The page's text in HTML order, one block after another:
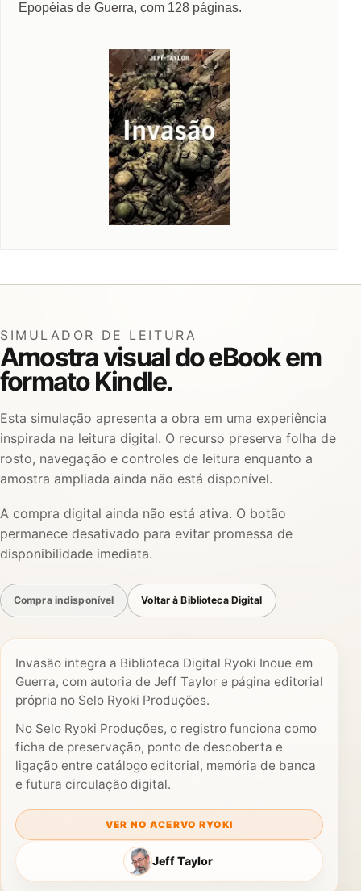
Epopéias de Guerra, com 128 páginas.
SIMULADOR DE LEITURA
Amostra visual do eBook em
formato Kindle.
Esta simulação apresenta a obra em uma experiência
inspirada na leitura digital. O recurso preserva folha de
rosto, navegação e controles de leitura enquanto a
amostra ampliada ainda não está disponível.
A compra digital ainda não está ativa. O botão
permanece desativado para evitar promessa de
disponibilidade imediata.
Compra indisponível Voltar à Biblioteca Digital
Invasão integra a Biblioteca Digital Ryoki Inoue em
Guerra, com autoria de Jeff Taylor e página editorial
própria no Selo Ryoki Produções.
No Selo Ryoki Produções, o registro funciona como
ficha de preservação, ponto de descoberta e
ligação entre catálogo editorial, memória de banca
e futura circulação digital.
VER NO ACERVO RYOKI
Jeff Taylor